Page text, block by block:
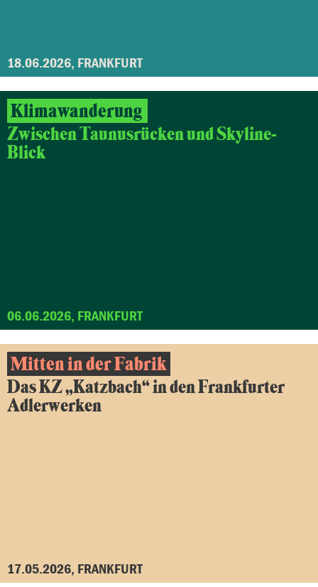
18.06.2026, FRANKFURT
Klimawanderung
Zwischen Taunusrücken und Skyline-
Blick
06.06.2026, FRANKFURT
Mitten in der Fabrik
Das KZ „Katzbach“ in den Frankfurter
Adlerwerken
17.05.2026, FRANKFURT